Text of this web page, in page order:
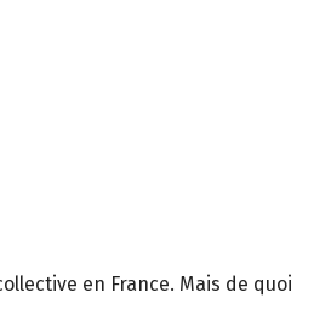
en France. Mais de quoi